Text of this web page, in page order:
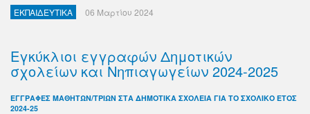
ΕΚΠΑΙΔΕΥΤΙΚΑ 06 Μαρτίου 2024
Εγκύκλιοι εγγραφών Δημοτικών
σχολείων και Νηπιαγωγείων 2024-2025
ΕΓΓΡΑΦΕΣ ΜΑΘΗΤΩΝ/ΤΡΙΩΝ ΣΤΑ ΔΗΜΟΤΙΚΑ ΣΧΟΛΕΙΑ ΓΙΑ ΤΟ ΣΧΟΛΙΚΟ ΕΤΟΣ
2024-25